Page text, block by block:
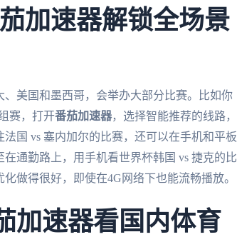
加速器解锁全场景
美国和墨西哥，会举办大部分比赛。比如你
赛，打开番茄加速器，选择智能推荐的线路，
国 vs 塞内加尔的比赛，还可以在手机和平板
通勤路上，用手机看世界杯韩国 vs 捷克的比
化做得很好，即使在4G网络下也能流畅播放。
加速器看国内体育